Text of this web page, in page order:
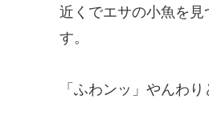
近くでエサの小魚を
す。
「ふわンッ」やんわ